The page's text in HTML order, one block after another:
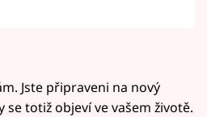
Jste připraveni na nový
se totiž objeví ve vašem životě.